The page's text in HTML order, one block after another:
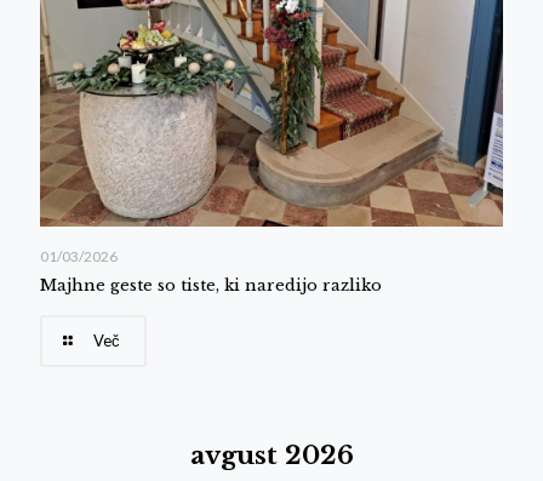
01/03/2026
Majhne geste so tiste, ki naredijo razliko
Več
avgust 2026